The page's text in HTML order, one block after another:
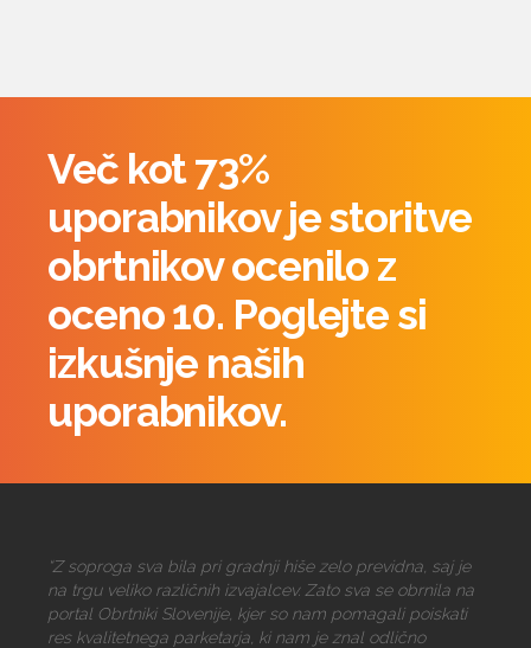
Več kot 73%
uporabnikov je storitve
obrtnikov ocenilo z
oceno 10. Poglejte si
izkušnje naših
uporabnikov.
“Z soproga sva bila pri gradnji hiše zelo previdna, saj je
na trgu veliko različnih izvajalcev. Zato sva se obrnila na
portal Obrtniki Slovenije, kjer so nam pomagali poiskati
res kvalitetnega parketarja, ki nam je znal odlično